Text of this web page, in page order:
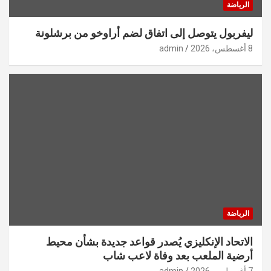
الرياضة
ليفربول يتوصل إلى اتفاق لضم أراوخو من برشلونة
8 أغسطس، 2026 admin
الرياضة
الاتحاد الإنكليزي يُصدر قواعد جديدة بشأن محيط
أرضية الملعب بعد وفاة لاعب شاب